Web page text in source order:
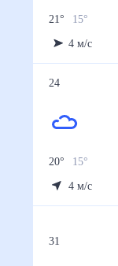
21° 15°
4 м/с
24
20° 15°
4 м/с
31